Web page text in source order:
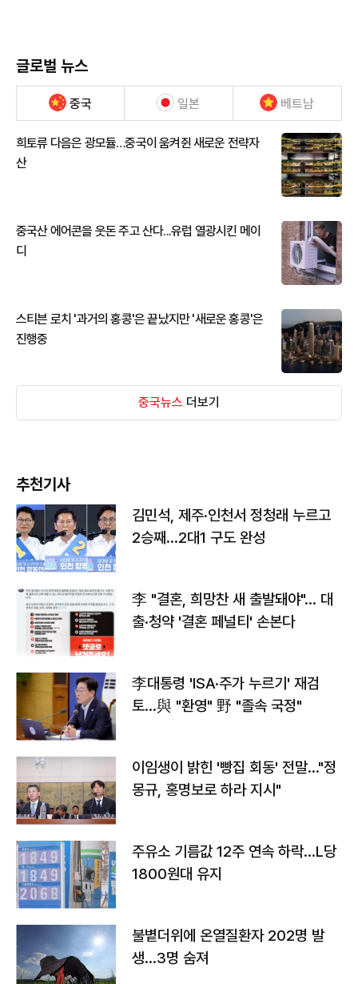
글로벌 뉴스
중국 일본 베트남
희토류 다음은 광모듈…중국이 움켜쥔 새로운 전략자
산
중국산 에어콘을 웃돈 주고 산다...유럽 열광시킨 메이
디
스티븐 로치 '과거의 홍콩'은 끝났지만 '새로운 홍콩'은
진행중
중국뉴스 더보기
추천기사
김민석, 제주·인천서 정청래 누르고
2승째…2대1 구도 완성
李 "결혼, 희망찬 새 출발돼야"… 대
출·청약 '결혼 페널티' 손본다
李대통령 'ISA·주가 누르기' 재검
토…與 "환영" 野 "졸속 국정"
이임생이 밝힌 '빵집 회동' 전말…"정
몽규, 홍명보로 하라 지시"
주유소 기름값 12주 연속 하락…L당
1800원대 유지
불볕더위에 온열질환자 202명 발
생…3명 숨져